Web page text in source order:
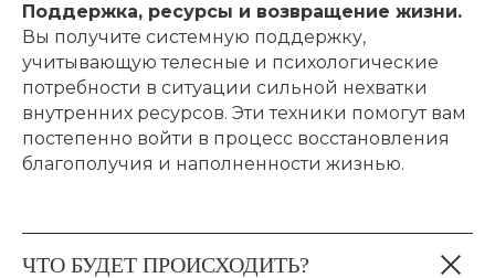
Поддержка, ресурсы и возвращение жизни.
Вы получите системную поддержку,
учитывающую телесные и психологические
потребности в ситуации сильной нехватки
внутренних ресурсов. Эти техники помогут вам
постепенно войти в процесс восстановления
благополучия и наполненности жизнью.
ЧТО БУДЕТ ПРОИСХОДИТЬ?